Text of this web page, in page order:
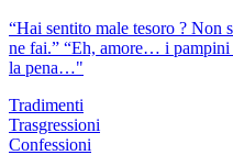
“Hai sentito male tesoro ? Non
ne fai.” “Eh, amore… i pampini
la pena…"
Tradimenti
Trasgressioni
Confessioni